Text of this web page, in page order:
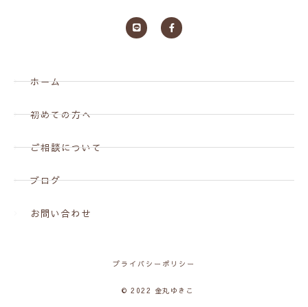
ホーム
初めての方へ
ご相談について
ブログ
お問い合わせ
プライバシーポリシー
© 2022 金丸ゆきこ